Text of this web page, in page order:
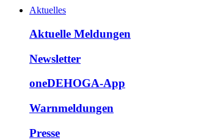
Aktuelles
Aktuelle Meldungen
Newsletter
oneDEHOGA-App
Warnmeldungen
Presse